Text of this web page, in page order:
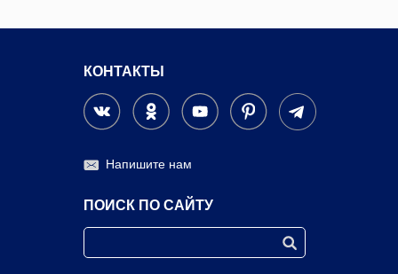
КОНТАКТЫ
Напишите нам
ПОИСК ПО САЙТУ